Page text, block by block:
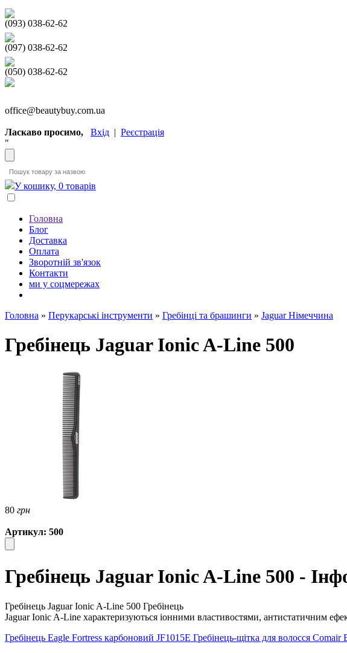
(093) 038-62-62
(097) 038-62-62
(050) 038-62-62
office@beautybuy.com.ua
Ласкаво просимо, Вхід | Реєстрація
"
У кошику, 0 товарів
Головна
Блог
Доставка
Оплата
Зворотній зв'язок
Контакти
ми у соцмережах
Головна » Перукарські інструменти » Гребінці та брашинги » Jaguar Німеччина
Гребінець Jaguar Ionic A-Line 500
80 грн
Артикул: 500
Гребінець Jaguar Ionic A-Line 500 -
Гребінець Jaguar Ionic A-Line 500 Гребінець
Jaguar Ionic A-Line характеризуються іонними властивостями, антистатичним
Гребінець Eagle Fortress карбоновий JF1015E Гребінець-щітка для волосся Comair